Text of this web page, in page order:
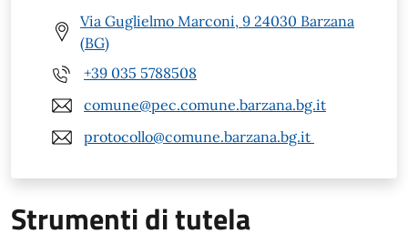
Via Guglielmo Marconi, 9 24030 Barzana
(BG)
+39 035 5788508
comune@pec.comune.barzana.bg.it
protocollo@comune.barzana.bg.it
Strumenti di tutela